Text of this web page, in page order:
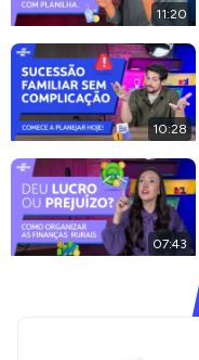
11:20
10:28
07:43